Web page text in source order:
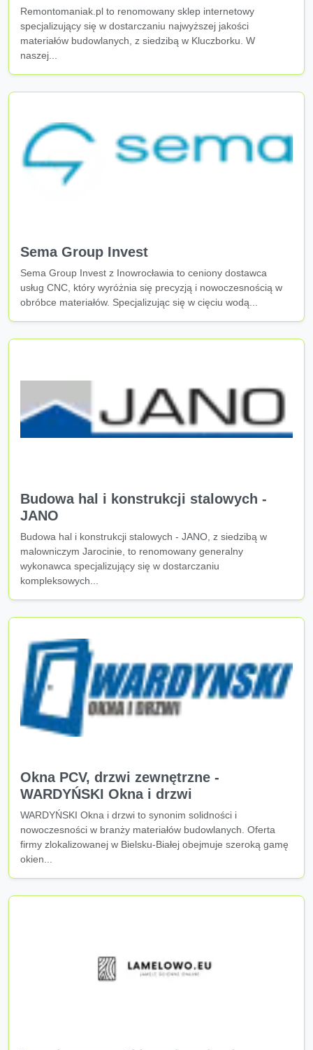
Remontomaniak.pl to renomowany sklep internetowy
specjalizujący się w dostarczaniu najwyższej jakości
materiałów budowlanych, z siedzibą w Kluczborku. W
naszej...
Sema Group Invest
Sema Group Invest z Inowrocławia to ceniony dostawca
usług CNC, który wyróżnia się precyzją i nowoczesnością w
obróbce materiałów. Specjalizując się w cięciu wodą...
Budowa hal i konstrukcji stalowych -
JANO
Budowa hal i konstrukcji stalowych - JANO, z siedzibą w
malowniczym Jarocinie, to renomowany generalny
wykonawca specjalizujący się w dostarczaniu
kompleksowych...
Okna PCV, drzwi zewnętrzne -
WARDYŃSKI Okna i drzwi
WARDYŃSKI Okna i drzwi to synonim solidności i
nowoczesności w branży materiałów budowlanych. Oferta
firmy zlokalizowanej w Bielsku-Białej obejmuje szeroką gamę
okien...